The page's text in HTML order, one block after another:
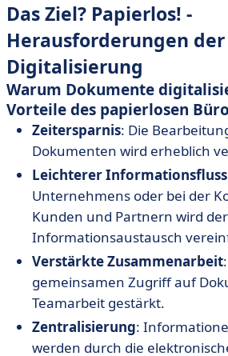
Das Ziel? Papierlos! -
Herausforderungen der
Digitalisierung
Warum Dokumente
Vorteile des papierlosen
Zeitersparnis: Die
Dokumenten wird erheblich
Leichterer Informationsfluss
Unternehmens oder bei der
Kunden und Partnern wird der
Informationsaustausch
Verstärkte Zusammenarbeit
gemeinsamen Zugriff auf
Teamarbeit gestärkt.
Zentralisierung:
werden durch die